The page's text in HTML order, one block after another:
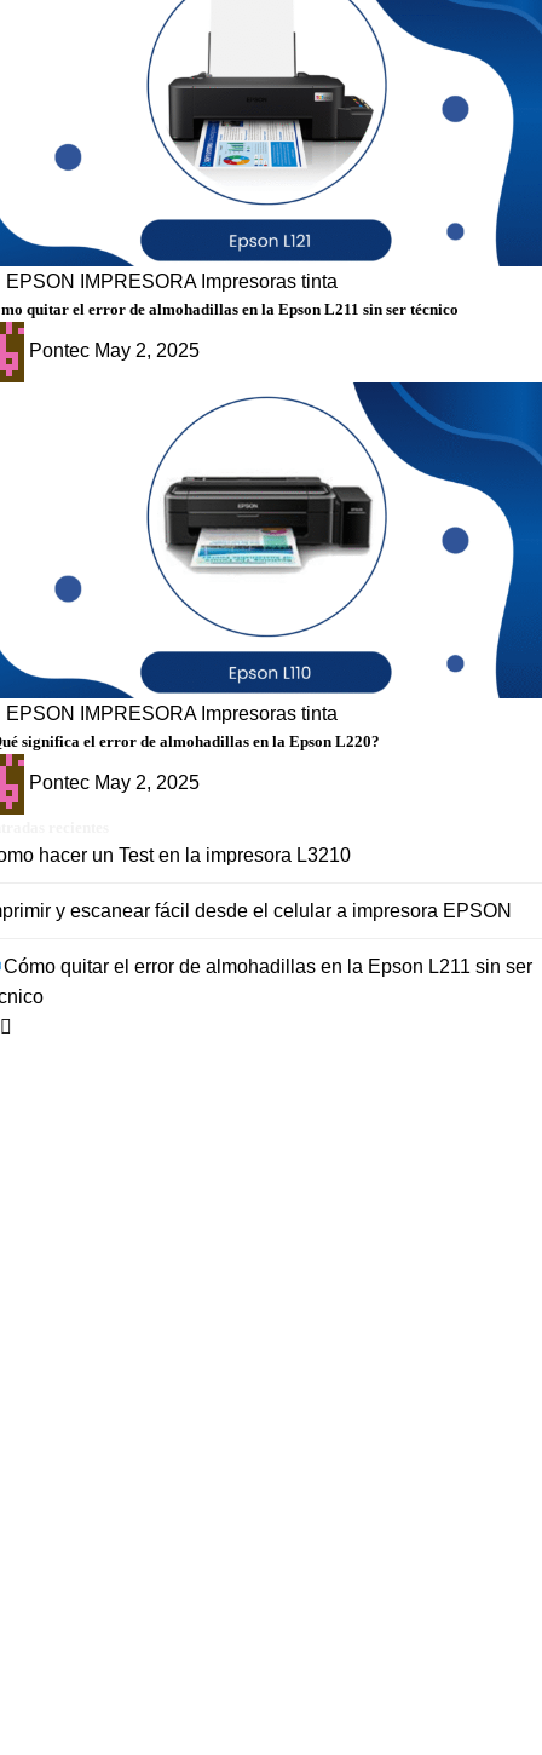
EPSON IMPRESORA Impresoras tinta
quitar el error de almohadillas en la Epson L211 sin ser técnico
Pontec May 2, 2025
EPSON IMPRESORA Impresoras tinta
significa el error de almohadillas en la Epson L220?
Pontec May 2, 2025
hacer un Test en la impresora L3210
y escanear fácil desde el celular a impresora EPSON
Cómo quitar el error de almohadillas en la Epson L211 sin ser